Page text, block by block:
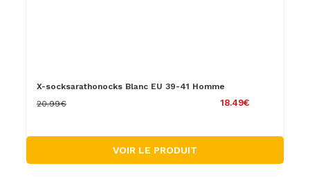
X-socksarathonocks Blanc EU 39-41 Homme
18.49€
20.99€
VOIR LE PRODUIT